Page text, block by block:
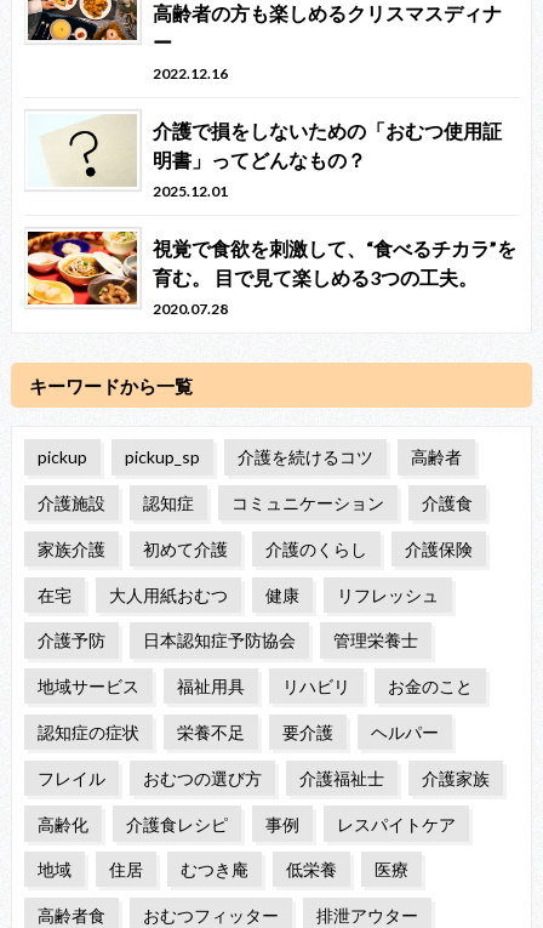
高齢者の方も楽しめるクリスマスディナ
ー
2022.12.16
介護で損をしないための「おむつ使用証
明書」ってどんなもの？
2025.12.01
視覚で食欲を刺激して、“食べるチカラ”を
育む。 目で見て楽しめる3つの工夫。
2020.07.28
キーワードから一覧
pickup pickup_sp 介護を続けるコツ 高齢者
介護施設 認知症 コミュニケーション 介護食
家族介護 初めて介護 介護のくらし 介護保険
在宅 大人用紙おむつ 健康 リフレッシュ
介護予防 日本認知症予防協会 管理栄養士
地域サービス 福祉用具 リハビリ お金のこと
認知症の症状 栄養不足 要介護 ヘルパー
フレイル おむつの選び方 介護福祉士 介護家族
高齢化 介護食レシピ 事例 レスパイトケア
地域 住居 むつき庵 低栄養 医療
高齢者食 おむつフィッター 排泄アウター